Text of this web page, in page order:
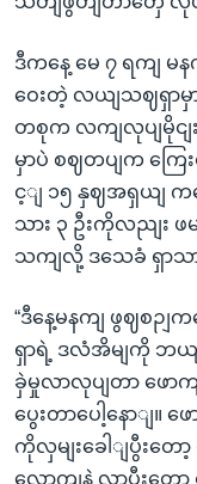
ဒီကနေ့ မေ ၇ ရကျ မန
ဝေးတဲ့ လယျသဈရှာမှ
တစုက လကျလုပျမိုငျ
မှာပဲ စဈတပျက ကြေ
င့ျ ၁၅ နှဈအရှယျ က
သား ၃ ဦးကိုလညျး ဖ
သကျလို့ ဒသေခံ ရှာသ
“ဒီနေ့မနကျ ဖွဈစဉျ
ရှာရဲ့ ဒလံအိမျကို ဘယ
ခှဲမှုလာလုပျတာ ဖော
ပွေးတာပေါ့နောျ။
ကိုလှမျးခေါျပွီးတေ
လောကျနဲ့ လာပွီးတော့